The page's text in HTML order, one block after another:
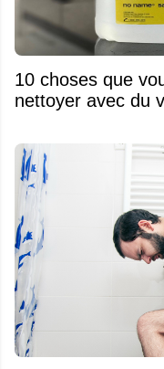
10 choses que
nettoyer avec du